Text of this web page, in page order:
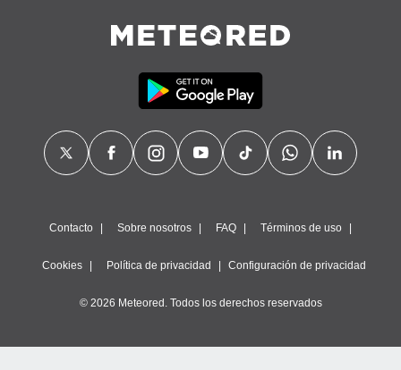
Contacto Sobre nosotros FAQ Términos de uso
Cookies Política de privacidad Configuración de privacidad
© 2026 Meteored. Todos los derechos reservados